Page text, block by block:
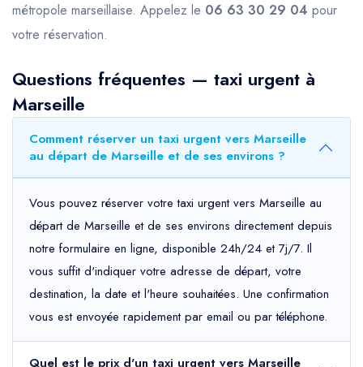
métropole marseillaise. Appelez le 06 63 30 29 04 pour
votre réservation.
Questions fréquentes — taxi urgent à
Marseille
Comment réserver un taxi urgent vers Marseille
au départ de Marseille et de ses environs ?
Vous pouvez réserver votre taxi urgent vers Marseille au
départ de Marseille et de ses environs directement depuis
notre formulaire en ligne, disponible 24h/24 et 7j/7. Il
vous suffit d'indiquer votre adresse de départ, votre
destination, la date et l'heure souhaitées. Une confirmation
vous est envoyée rapidement par email ou par téléphone.
Quel est le prix d'un taxi urgent vers Marseille